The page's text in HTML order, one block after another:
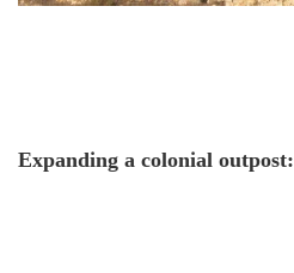
Expanding a colonial outpost: